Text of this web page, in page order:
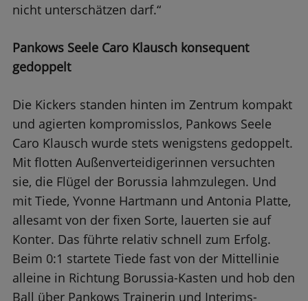
nicht unterschätzen darf.“
Pankows Seele Caro Klausch konsequent
gedoppelt
Die Kickers standen hinten im Zentrum kompakt
und agierten kompromisslos, Pankows Seele
Caro Klausch wurde stets wenigstens gedoppelt.
Mit flotten Außenverteidigerinnen versuchten
sie, die Flügel der Borussia lahmzulegen. Und
mit Tiede, Yvonne Hartmann und Antonia Platte,
allesamt von der fixen Sorte, lauerten sie auf
Konter. Das führte relativ schnell zum Erfolg.
Beim 0:1 startete Tiede fast von der Mittellinie
alleine in Richtung Borussia-Kasten und hob den
Ball über Pankows Trainerin und Interims-